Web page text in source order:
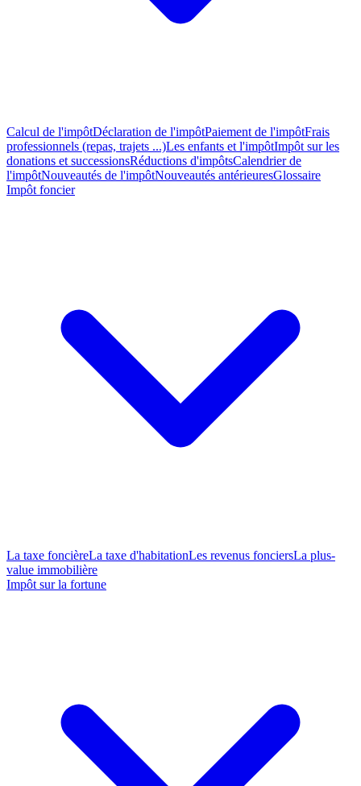
Calcul de l'impôtDéclaration de l'impôtPaiement de l'impôtFrais
professionnels (repas, trajets ...)Les enfants et l'impôtImpôt sur les
donations et successionsRéductions d'impôtsCalendrier de
l'impôtNouveautés de l'impôtNouveautés antérieuresGlossaire
Impôt foncier
La taxe foncièreLa taxe d'habitationLes revenus fonciersLa plus-
value immobilière
Impôt sur la fortune